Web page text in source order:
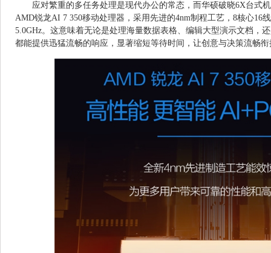
应对繁重的多任务处理是现代办公的常态，而华硕破晓6X台式
AMD锐龙AI 7 350移动处理器，采用先进的4nm制程工艺，8核心16
5.0GHz。这意味着无论是处理海量数据表格、编辑大型演示文档，
都能提供迅猛流畅的响应，显著缩短等待时间，让创意与决策流畅衔